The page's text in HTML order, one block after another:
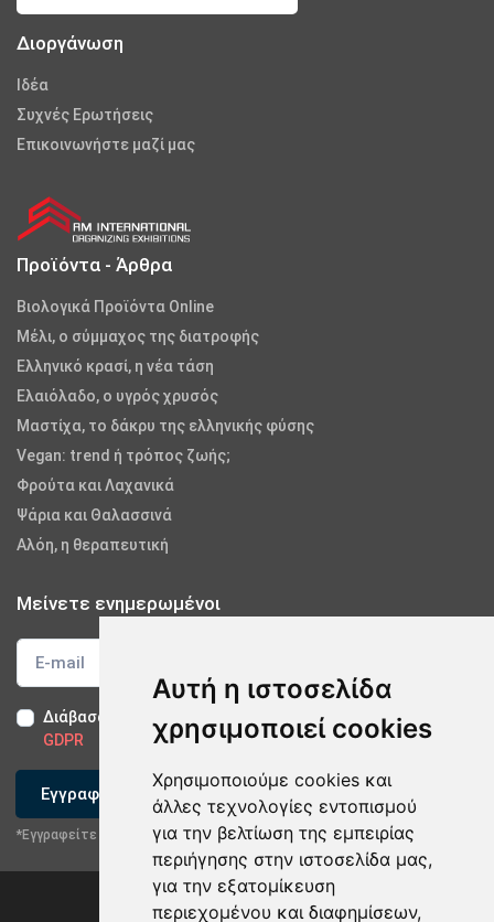
Αυτή η ιστοσελίδα
χρησιμοποιεί cookies
Χρησιμοποιούμε cookies και
άλλες τεχνολογίες εντοπισμού
για την βελτίωση της εμπειρίας
περιήγησης στην ιστοσελίδα μας,
για την εξατομίκευση
περιεχομένου και διαφημίσεων,
Διοργάνωση
Iδέα
Συχνές Ερωτήσεις
Επικοινωνήστε μαζί μας
Προϊόντα - Άρθρα
Βιολογικά Προϊόντα Online
Μέλι, ο σύμμαχος της διατροφής
Ελληνικό κρασί, η νέα τάση
Ελαιόλαδο, ο υγρός χρυσός
Μαστίχα, το δάκρυ της ελληνικής φύσης
Vegan: trend ή τρόπος ζωής;
Φρούτα και Λαχανικά
Ψάρια και Θαλασσινά
Αλόη, η θεραπευτική
Μείνετε ενημερωμένοι
Διάβασα και αποδέχομαι τους Όρους Χρήσης -
Δήλωση
GDPR
Εγγραφείτε
*Εγγραφείτε στο newsletter μας